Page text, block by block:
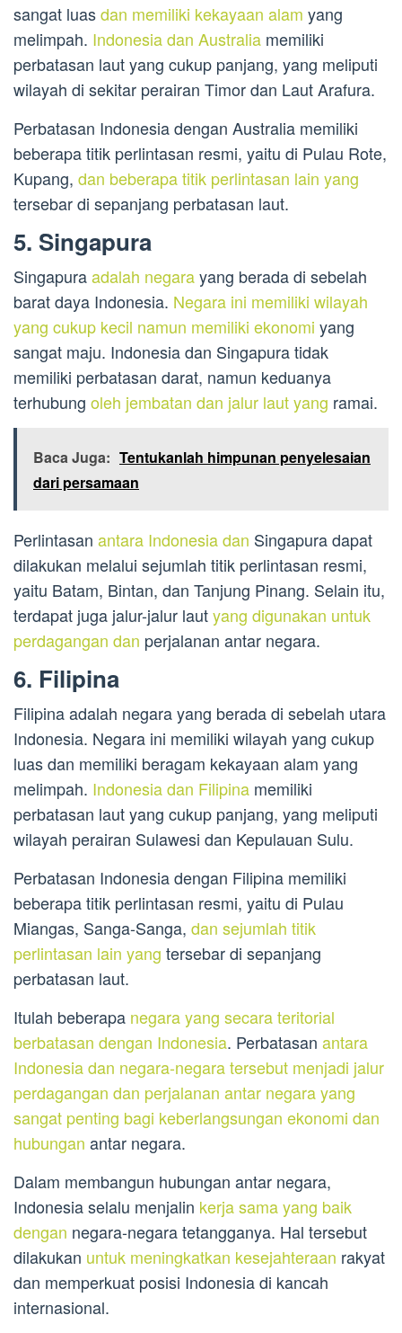
sangat luasdan memiliki kekayaan alam yang
melimpah. Indonesia dan Australia memiliki
perbatasan laut yang cukup panjang, yang meliputi
wilayah di sekitar perairan Timor dan Laut Arafura.
Perbatasan Indonesia dengan Australia memiliki
beberapa titik perlintasan resmi, yaitu di Pulau Rote,
Kupang, dan beberapa titik perlintasan lain yang
tersebar di sepanjang perbatasan laut.
5. Singapura
Singapuraadalah negarayang berada di sebelah
barat daya Indonesia. Negara ini memiliki wilayah
yang cukup kecil namun memiliki ekonomi yang
sangat maju. Indonesia dan Singapura tidak
memiliki perbatasan darat, namun keduanya
terhubung oleh jembatan dan jalur laut yang ramai.
Baca Juga: Tentukanlah himpunan penyelesaian
dari persamaan
Perlintasan antara Indonesia dan Singapura dapat
dilakukan melalui sejumlah titik perlintasan resmi,
yaitu Batam, Bintan, dan Tanjung Pinang. Selain itu,
terdapat juga jalur-jalur lautyang digunakan untuk
perdagangan dan perjalanan antar negara.
6. Filipina
Filipina adalah negara yang berada di sebelah utara
Indonesia. Negara ini memiliki wilayah yang cukup
luas dan memiliki beragam kekayaan alam yang
melimpah. Indonesia dan Filipina memiliki
perbatasan laut yang cukup panjang, yang meliputi
wilayah perairan Sulawesi dan Kepulauan Sulu.
Perbatasan Indonesia dengan Filipina memiliki
beberapa titik perlintasan resmi, yaitu di Pulau
Miangas, Sanga-Sanga, dan sejumlah titik
perlintasan lain yang tersebar di sepanjang
perbatasan laut.
Itulah beberapa negara yang secara teritorial
berbatasan dengan Indonesia. Perbatasan antara
Indonesia dan negara-negara tersebut menjadi jalur
perdagangan dan perjalanan antar negara yang
sangat penting bagi keberlangsungan ekonomi dan
hubungan antar negara.
Dalam membangun hubungan antar negara,
Indonesia selalu menjalin kerja sama yang baik
dengan negara-negara tetangganya. Hal tersebut
dilakukan untuk meningkatkan kesejahteraan rakyat
dan memperkuat posisi Indonesia di kancah
internasional.